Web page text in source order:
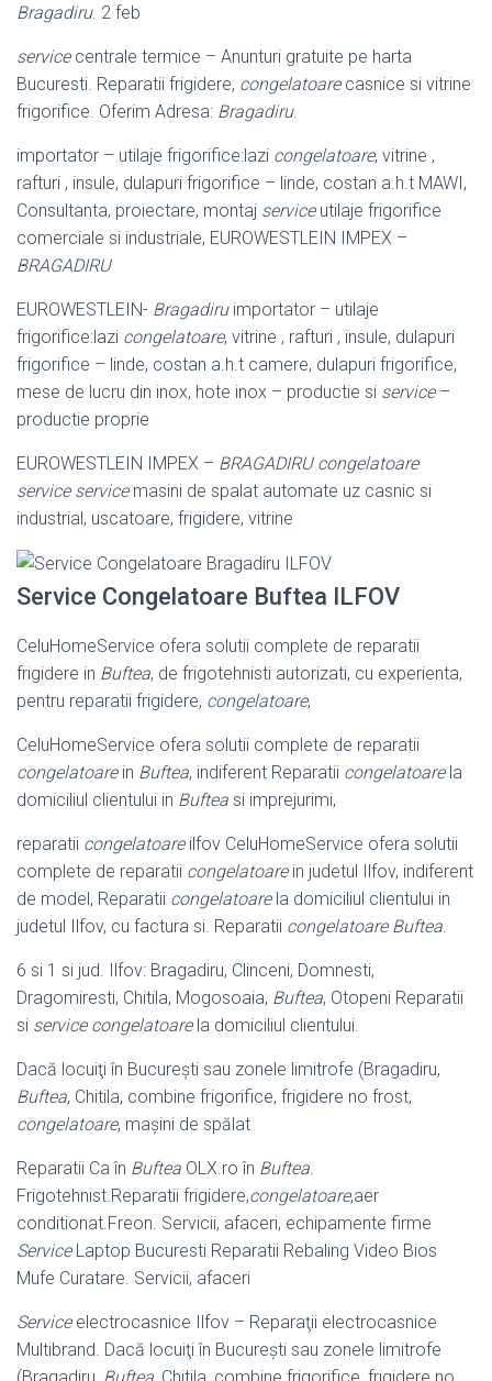
Bragadiru. 2 feb
servicecentrale termice – Anunturi gratuite pe harta
Bucuresti. Reparatii frigidere, congelatoarecasnice si vitrine
frigorifice. Oferim Adresa: Bragadiru.
importator – utilaje frigorifice:lazi congelatoare, vitrine ,
rafturi , insule, dulapuri frigorifice – linde, costan a.h.t MAWI,
Consultanta, proiectare, montaj serviceutilaje frigorifice
comerciale si industriale, EUROWESTLEIN IMPEX –
BRAGADIRU
EUROWESTLEIN- Bragadiruimportator – utilaje
frigorifice:lazi congelatoare, vitrine , rafturi , insule, dulapuri
frigorifice – linde, costan a.h.t camere, dulapuri frigorifice,
mese de lucru din inox, hote inox – productie si service–
productie proprie
EUROWESTLEIN IMPEX – BRAGADIRU congelatoare
service servicemasini de spalat automate uz casnic si
industrial, uscatoare, frigidere, vitrine
Service Congelatoare Buftea ILFOV
CeluHomeService ofera solutii complete de reparatii
frigidere in Buftea, de frigotehnisti autorizati, cu experienta,
pentru reparatii frigidere, congelatoare,
CeluHomeService ofera solutii complete de reparatii
congelatoarein Buftea, indiferent Reparatii congelatoarela
domiciliul clientului in Buftea si imprejurimi,
reparatii congelatoareilfov CeluHomeService ofera solutii
complete de reparatii congelatoarein judetul Ilfov, indiferent
de model, Reparatii congelatoarela domiciliul clientului in
judetul Ilfov, cu factura si. Reparatii congelatoare Buftea.
6 si 1 si jud. Ilfov: Bragadiru, Clinceni, Domnesti,
Dragomiresti, Chitila, Mogosoaia, Buftea, Otopeni Reparatii
si service congelatoarela domiciliul clientului.
Dacă locuiţi în Bucureşti sau zonele limitrofe (Bragadiru,
Buftea, Chitila, combine frigorifice, frigidere no frost,
congelatoare, maşini de spălat
Reparatii Ca în Buftea OLX.ro în Buftea.
Frigotehnist.Reparatii frigidere,congelatoare,aer
conditionat.Freon. Servicii, afaceri, echipamente firme
ServiceLaptop Bucuresti Reparatii Rebaling Video Bios
Mufe Curatare. Servicii, afaceri
Serviceelectrocasnice Ilfov – Reparaţii electrocasnice
Multibrand. Dacă locuiţi în Bucureşti sau zonele limitrofe